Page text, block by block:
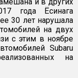
года Ёсинага
30 лет нарушала
на двух
с этим в ноябре
Subaru
на